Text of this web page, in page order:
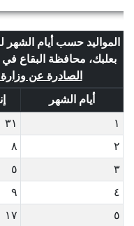
المواليد حسب أيام الشهر
بعلبك، محافظة البقاع
الصادرة عن وزارة
أيام الشهر
١
٣١
٢
٨
٣
٥
٤
٩
٥
١٧